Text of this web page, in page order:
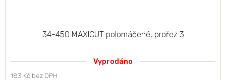
34-450 MAXICUT polomáčené, prořez 3
Vyprodáno
183 Kč bez DPH